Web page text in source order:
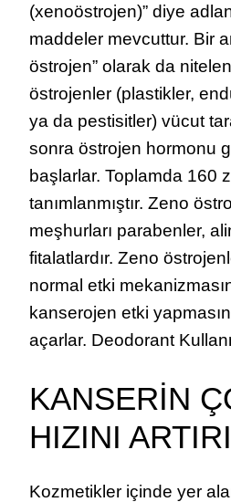
(xenoöstrojen)” diye
maddeler mevcuttur. Bir
östrojen” olarak da
östrojenler (plastikler,
ya da pestisitler) vücut
sonra östrojen hormonu
başlarlar. Toplamda 160
tanımlanmıştır. Zeno
meşhurları parabenler,
fitalatlardır. Zeno
normal etki
kanserojen etki
açarlar. Deodorant
KANSERİN
HIZINI
Kozmetikler içinde yer